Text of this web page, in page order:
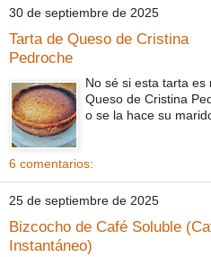
30 de septiembre de 2025
Tarta de Queso de Cristina
Pedroche
No sé si esta tarta es
Queso de Cristina
o se la hace su
6 comentarios:
25 de septiembre de 2025
Bizcocho de Café Soluble
Instantáneo)